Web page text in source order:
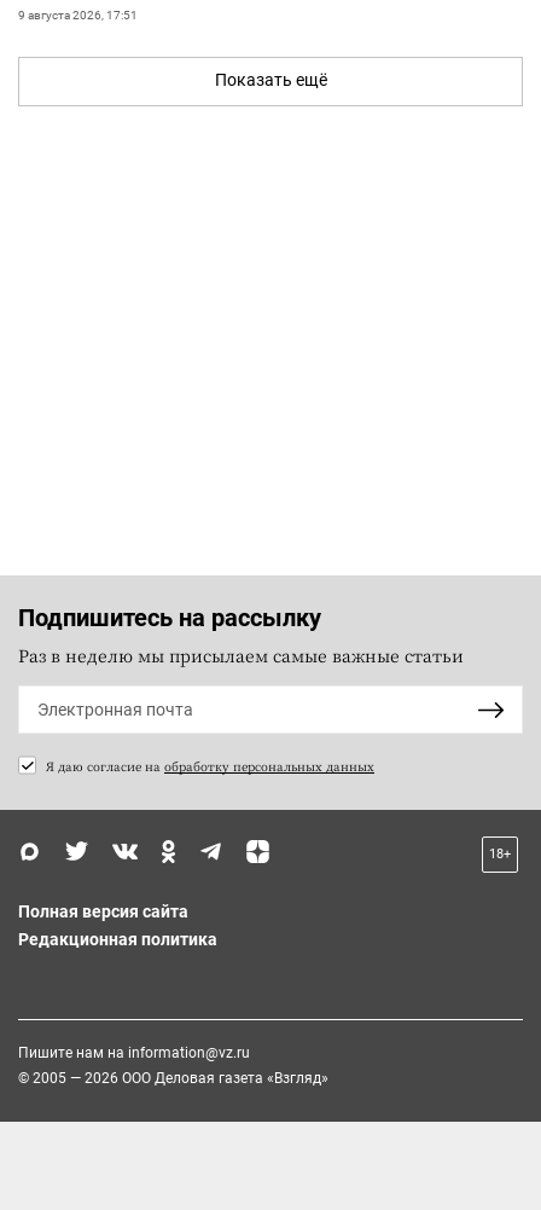
9 августа 2026, 17:51
Показать ещё
Подпишитесь на рассылку
Раз в неделю мы присылаем самые важные статьи
Я даю согласие на обработку персональных данных
18+
Полная версия сайта
Редакционная политика
Пишите нам на information@vz.ru
© 2005 — 2026 ООО Деловая газета «Взгляд»